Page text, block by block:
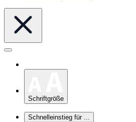
Schriftgröße
Schnelleinstieg für ...